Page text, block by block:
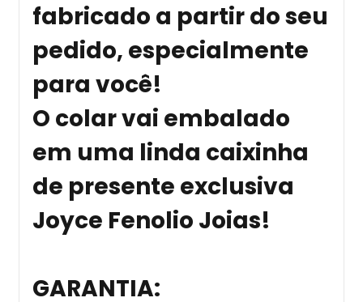
fabricado a partir do seu
pedido, especialmente
para você!
O colar vai embalado
em uma linda caixinha
de presente exclusiva
Joyce Fenolio Joias!
GARANTIA: